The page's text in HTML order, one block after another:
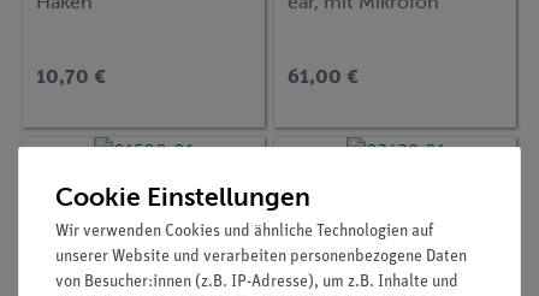
10,70 € 61,00 €
Cookie Einstellungen
Wir verwenden Cookies und ähnliche Technologien auf
unserer Website und verarbeiten personenbezogene Daten
von Besucher:innen (z.B. IP-Adresse), um z.B. Inhalte und